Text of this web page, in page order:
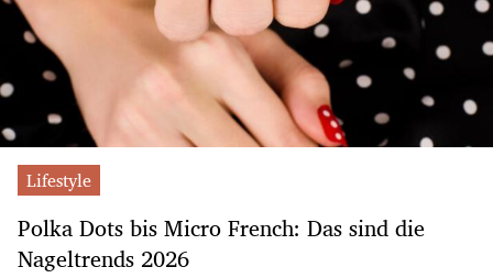
Lifestyle
Polka Dots bis Micro French: Das sind die
Nageltrends 2026